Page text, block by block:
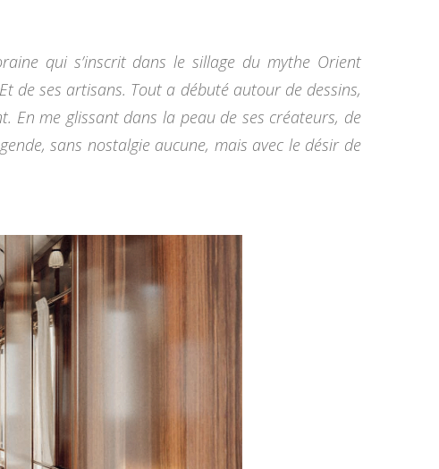
qui s’inscrit dans le sillage du mythe Orient
de ses artisans. Tout a débuté autour de dessins,
En me glissant dans la peau de ses créateurs, de
sans nostalgie aucune, mais avec le désir de